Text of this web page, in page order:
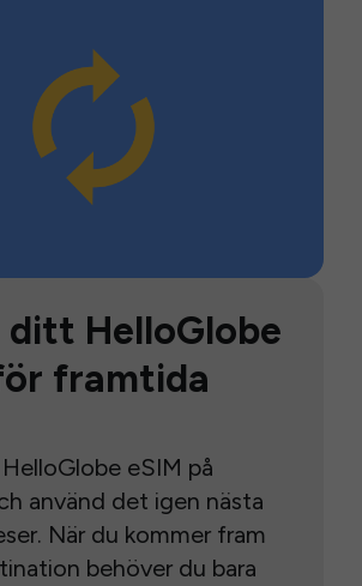
ditt HelloGlobe
framtida
eSIM på
använd det igen nästa
När du kommer fram
behöver du bara